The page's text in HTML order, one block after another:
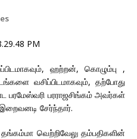
ஹற்றன், கொழும்பு ,
வசிப்பிடமாகவும், தற்போது
பரராஜசிங்கம் அவர்கள்
சேர்ந்தார்.
வெற்றிவேலு தம்பதிகளின்